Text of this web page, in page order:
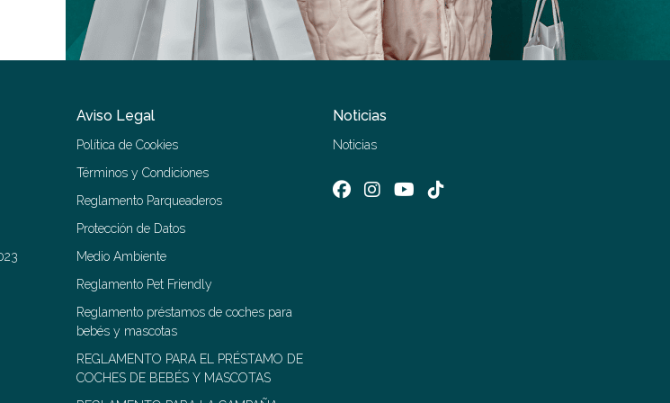
Aviso Legal
Política de Cookies
Términos y Condiciones
Reglamento Parqueaderos
Protección de Datos
Medio Ambiente
Reglamento Pet Friendly
Reglamento préstamos de coches para
bebés y mascotas
REGLAMENTO PARA EL PRÉSTAMO DE
COCHES DE BEBÉS Y MASCOTAS
Noticias
Noticias